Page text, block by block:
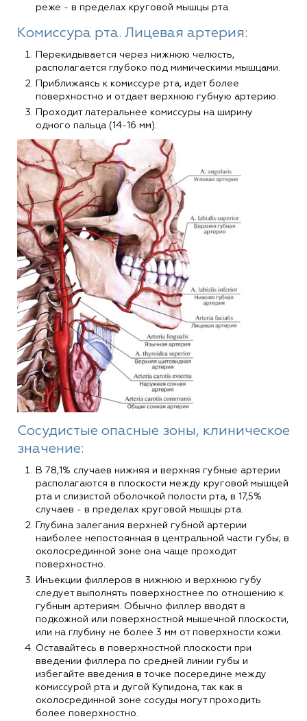
реже - в пределах круговой мышцы рта.
Комиссура рта. Лицевая артерия:
Перекидывается через нижнюю челюсть,
располагается глубоко под мимическими мышцами.
Приближаясь к комиссуре рта, идет более
поверхностно и отдает верхнюю губную артерию.
Проходит латеральнее комиссуры на ширину
одного пальца (14-16 мм).
Сосудистые опасные зоны, клиническое
значение:
В 78,1% случаев нижняя и верхняя губные артерии
располагаются в плоскости между круговой мышцей
рта и слизистой оболочкой полости рта, в 17,5%
случаев - в пределах круговой мышцы рта.
Глубина залегания верхней губной артерии
наиболее непостоянная в центральной части губы; в
околосрединной зоне она чаще проходит
поверхностно.
Инъекции филлеров в нижнюю и верхнюю губу
следует выполнять поверхностнее по отношению к
губным артериям. Обычно филлер вводят в
подкожной или поверхностной мышечной плоскости,
или на глубину не более 3 мм от поверхности кожи.
Оставайтесь в поверхностной плоскости при
введении филлера по средней линии губы и
избегайте введения в точке посередине между
комиссурой рта и дугой Купидона, так как в
околосрединной зоне сосуды могут проходить
более поверхностно.